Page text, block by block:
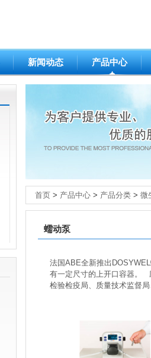
新闻动态 产品中心
首页 > 产品中心 > 产品分类 > 微
蠕动泵
法国ABE全新推出
有一定尺寸的上开口容器。
检验检疫局、质量技术监督